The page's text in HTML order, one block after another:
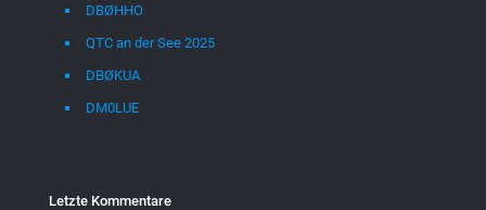
DBØHHO
QTC an der See 2025
DBØKUA
DM0LUE
Letzte Kommentare